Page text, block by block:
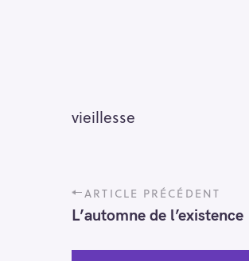
vieillesse
P
o
s
t
ARTICLE PRÉCÉDENT
L’automne de l’existence